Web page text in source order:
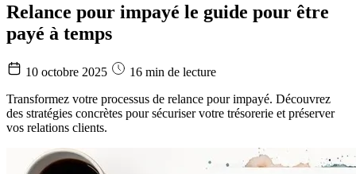
Relance pour impayé le guide pour être
payé à temps
10 octobre 2025
16 min de lecture
Transformez votre processus de relance pour impayé. Découvrez
des stratégies concrètes pour sécuriser votre trésorerie et préserver
vos relations clients.